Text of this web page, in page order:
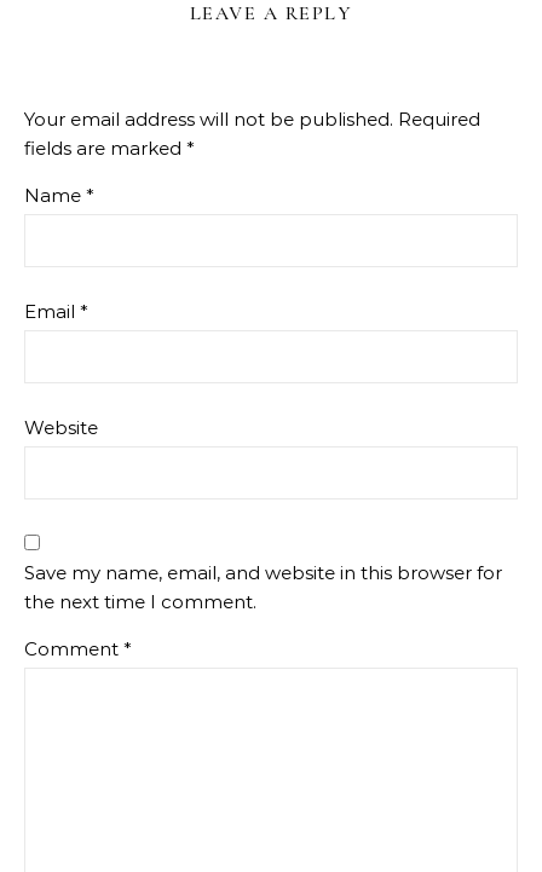
LEAVE A REPLY
Your email address will not be published. Required
fields are marked *
Name *
Email *
Website
Save my name, email, and website in this browser for
the next time I comment.
Comment *